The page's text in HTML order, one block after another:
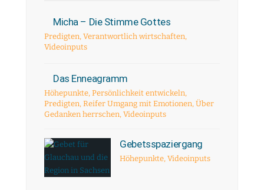
Micha – Die Stimme Gottes
Predigten, Verantwortlich wirtschaften,
Videoinputs
Das Enneagramm
Höhepunkte, Persönlichkeit entwickeln,
Predigten, Reifer Umgang mit Emotionen, Über
Gedanken herrschen, Videoinputs
Gebetsspaziergang
Höhepunkte,Videoinputs